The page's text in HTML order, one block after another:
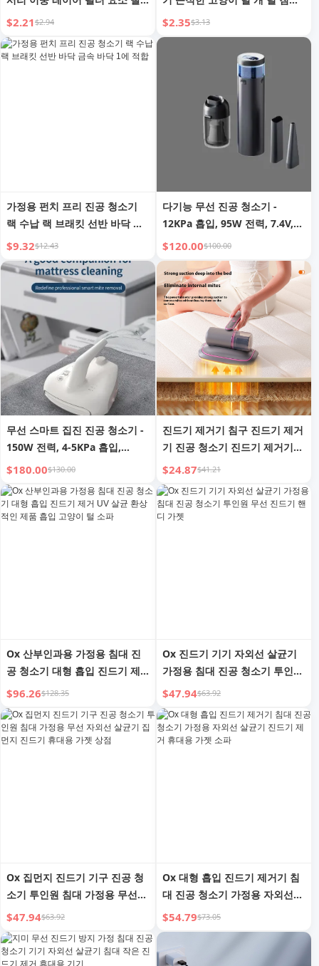
수 있는 다기능 브러시 적용 녹
색 불기 및 흡입 올인원 기계
$2.21$2.94
카펫 털 제거기 옷 날리는 털 유
용한 가젯
$2.35$3.13
가정용 펀치 프리 진공 청소기
랙 수납 랙 브래킷 선반 바닥 금
속 바닥 1에 적합
$9.32$12.43
다기능 무선 진공 청소기 -
12KPa 흡입, 95W 전력, 7.4V,
공기 주입, 송풍, 캠핑 조명 기능
포함
$120.00$100.00
무선 스마트 집진 진공 청소기 -
150W 전력, 4-5KPa 흡입,
11.1v, 40-50분 사용 시간
$180.00$130.00
진드기 제거기 침구 진드기 제거
기 진공 청소기 진드기 제거기
강력 흡입 가정용
$24.87$41.21
Ox 산부인과용 가정용 침대 진
공 청소기 대형 흡입 진드기 제
거 UV 살균 환상적인 제품 흡입
고양이 털 소파
$96.26$128.35
Ox 진드기 기기 자외선 살균기
가정용 침대 진공 청소기 투인원
무선 진드기 핸디 가젯
$47.94$63.92
Ox 집먼지 진드기 기구 진공 청
소기 투인원 침대 가정용 무선
자외선 살균기 집먼지 진드기 휴
대용 가젯 상점
$47.94$63.92
Ox 대형 흡입 진드기 제거기 침
대 진공 청소기 가정용 자외선
살균기 진드기 제거 휴대용 가젯
소파
$54.79$73.05